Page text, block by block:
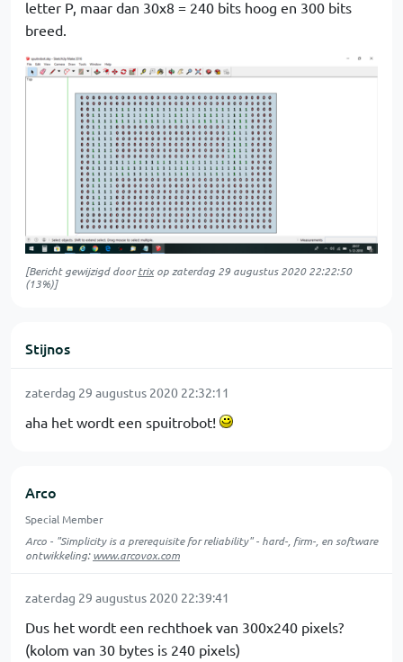
letter P, maar dan 30x8 = 240 bits hoog en 300 bits
breed.
[Bericht gewijzigd doortrixopzaterdag 29 augustus 2020 22:22:50
(13%)]
Stijnos
zaterdag 29 augustus 2020 22:32:11
aha het wordt een spuitrobot!
Arco
Special Member
Arco - "Simplicity is a prerequisite for reliability" - hard-, firm-, en software
ontwikkeling:www.arcovox.com
zaterdag 29 augustus 2020 22:39:41
Dus het wordt een rechthoek van 300x240 pixels?
(kolom van 30 bytes is 240 pixels)